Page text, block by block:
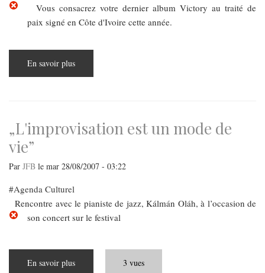
Vous consacrez votre dernier album Victory au traité de
paix signé en Côte d'Ivoire cette année.
En savoir plus
d’Alpha
son
concert
„L'improvisation est un mode de
vie”
Par JFB le mar 28/08/2007 - 03:22
Agenda Culturel
Rencontre avec le pianiste de jazz, Kálmán Oláh, à l’occasion de
son concert sur le festival
En savoir plus 3 vues